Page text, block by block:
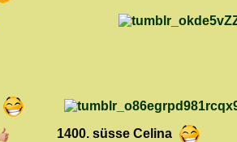
1400. süsse Celina